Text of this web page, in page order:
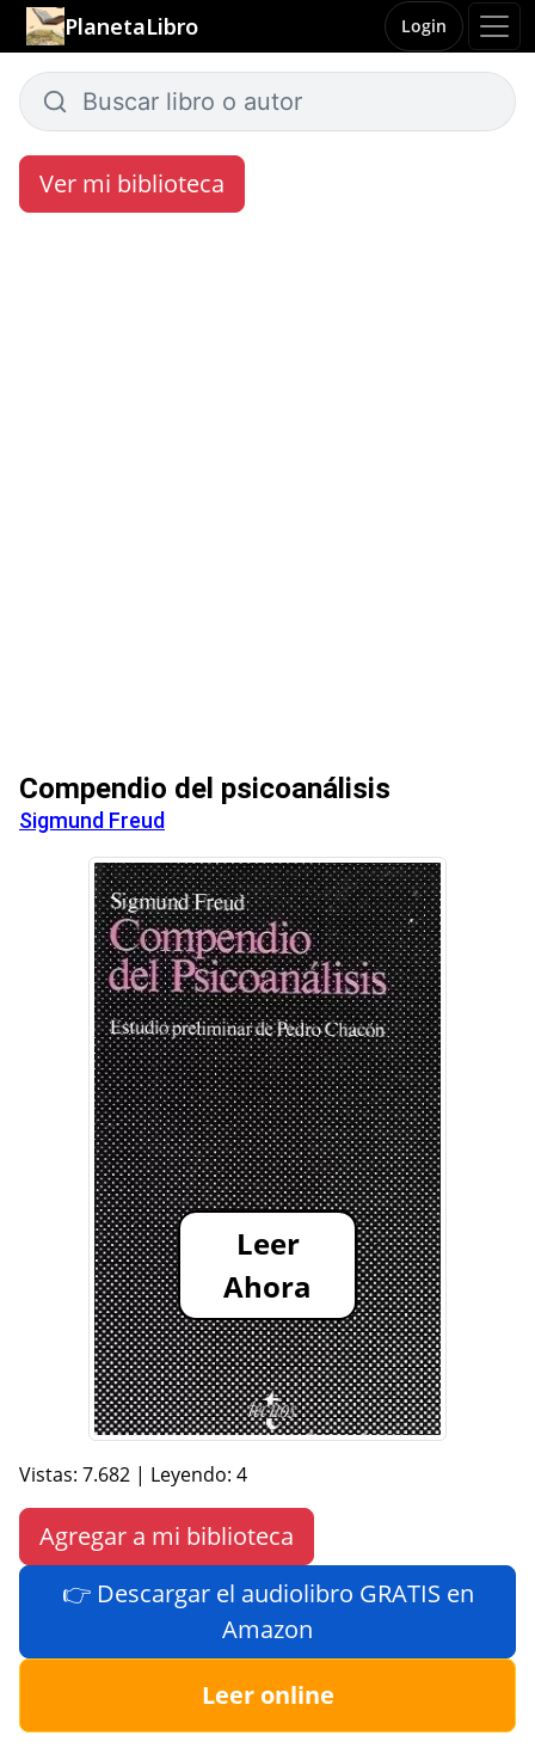
PlanetaLibro Login
Ver mi biblioteca
Compendio del psicoanálisis
Sigmund Freud
Leer
Ahora
Vistas: 7.682 | Leyendo: 4
Agregar a mi biblioteca
👉 Descargar el audiolibro GRATIS en
Amazon
Leer online